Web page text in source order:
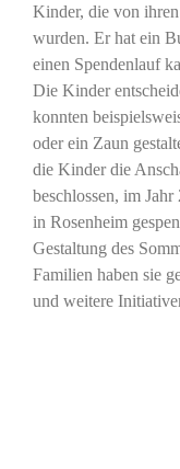
Kinder, die von
wurden. Er hat ein
einen Spendenlauf
Die Kinder
konnten
oder ein Zaun
die Kinder die
beschlossen, im
in Rosenheim
Gestaltung des
Familien haben sie
und weitere